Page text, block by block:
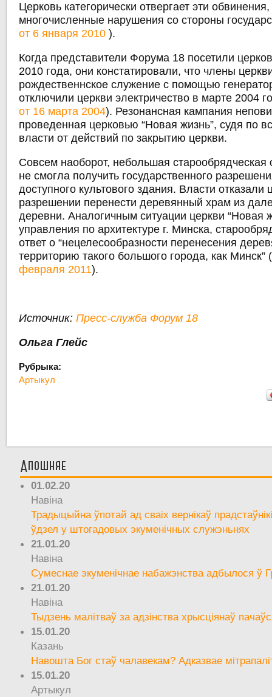
Церковь категорически отвергает эти
многочисленные нарушения со стороны
от 6 января 2010 ).
Когда представители Форума 18 посетили
2010 года, они констатировали, что члены
рождественнское служение с помощью
отключили церкви электричество в марте 2004
от 16 марта 2004). Резонансная кампания
проведенная церковью “Новая жизнь”, судя по
власти от действий по закрытию церкви.
Совсем наоборот, небольшая
не смогла получить государственного
доступного культового здания. Власти отказали
разрешении перенести деревянный храм из
деревни. Аналогичным ситуации церкви “Новая
управления по архитектуре г. Минска,
ответ о “нецелесообразности перенесения
территорию такого большого города, как Минск”
февраля 2011).
Источник:Пресс-служба Форум 18
Ольга Глейс
Рубрыка:
Артыкул
Апошняе
01.02.20
Навіна
Традыцыйна ўпотай ад сваіх вернікаў
ўдзел у штогадовых экуменічных служэньнях
21.01.20
Навіна
Сумеснае экуменічнае набажэнства адбылося ў
21.01.20
Навіна
Тыдзень малітваў за адзінства хрысціянаў
15.01.20
Казань
Навошта Бог стаў чалавекам? Адказвае
15.01.20
Артыкул